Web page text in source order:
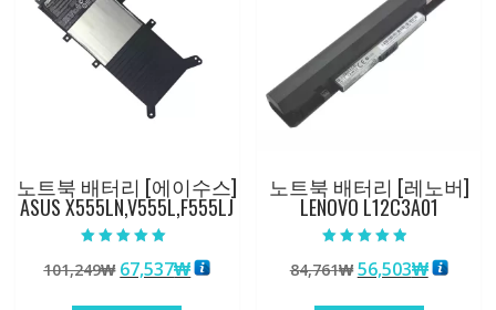
노트북 배터리 [에이수스]
ASUS X555LN,V555L,F555LJ
5.00
로 평가됨
101,249₩ 원
67,537₩현
노트북 배터리 [레노버]
LENOVO L12C3A01
4.50
로 평가됨
84,761₩ 원
56,503₩현